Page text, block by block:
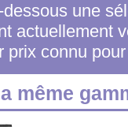
une
actuellement
prix connu
même